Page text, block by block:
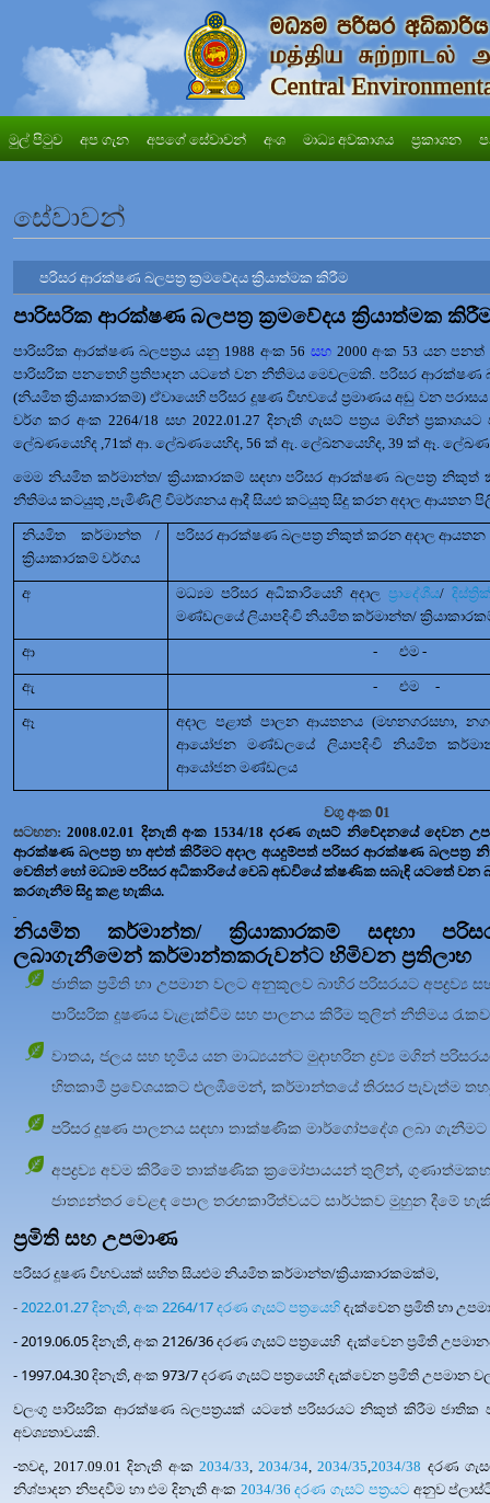
මුල් පිටුව අප ගැන අපගේ සේවාවන් අංශ මාධ්‍ය අවකාශය ප්‍රකාශන
සේවාවන්
පරිසර ආරක්ෂණ බලපත්‍ර ක්‍රමවේදය ක්‍රියාත්මක කිරීම
පාරිසරික ආරක්ෂණ බලපත්‍ර ක්‍රමවේදය ක්‍රියාත්මක
පාරිසරික ආරක්ෂණ බලපත්‍රය යනු 1988 අංක56 සහ 2000 අංක53 යන පනත්
පාරිසරික පනතෙහිප්‍රතිපාදන යටතේ වන නීතිමය මෙවලමකි. පරිසර ආරක්ෂණ
(නියමිත ක්‍රියාකාරකම්) ඒවායෙහි පරිසර දූෂණ විභවයේ ප්‍රමාණය අඩු වන
වර්ග කර අංක 2264/18 සහ 2022.01.27 දිනැති ගැසට් පත්‍රය මගින්
ලේඛණයෙහිද ,71ක් ආ. ලේඛණයෙහිද, 56 ක් ඇ. ලේඛනයෙහිද, 39 ක් ඈ.
මෙම නියමිත කර්මාන්ත/ ක්‍රියාකාරකම් සඳහා පරිසර ආරක්ෂණ බලපත්‍ර
නීතිමය කටයුතු ,පැමිණිලි විමර්ශනය ආදී සියළු කටයුතු සිදු කරන අදාල ආයතන
නියමිත කර්මාන්ත /
ක්‍රියාකාරකම් වර්ගය
පරිසර ආරක්ෂණ බලපත්‍ර නිකුත් කරන අදාල ආයතන
අ මධ්‍යම පරිසර අධිකාරියෙහි අදාලප්‍රාදේශීය/
මණ්ඩලයේ ලියාපදිංචි නියමිත කර්මාන්ත/
ආ - එම -
ඇ - එම -
ඈ අදාල පළාත් පාලන ආයතනය (මහනගරසභා,
ආයෝජන මණ්ඩලයේ ලියාපදිංචි නියමිත
ආයෝජන මණ්ඩලය
වගු අංක 01
සටහන:2008.02.01 දිනැති අංක 1534/18 දරණ ගැසට් නිවේදනයේ දෙවන
ආරක්ෂණ බලපත්‍ර හා අළුත් කිරීමට අදාල අයදුම්පත් පරිසරආරක්ෂණ බලපත්‍ර
වෙතින් හෝ මධ්‍යම පරිසර අධිකාරියේ වෙබ් අඩවියේ ක්ෂණික සබැඳි යටතේ
කරගැනීම සිදු කළ හැකිය.
නියමිත කර්මාන්ත/ ක්‍රියාකාරකම් සඳහා
ලබාගැනීමෙන් කර්මාන්තකරුවන්ට හිමිවන ප්‍රතිලාභ
ජාතික ප්‍රමිති හා උපමාන වලට අනුකූලව බාහිර පරිසරයට
පාරිසරික දූෂණය වැළැක්විම සහ පාලනය කිරීම තුලින් නීතිමය
වාතය, ජලය සහ භූමිය යන මාධ්‍යයන්ට මුදාහරින ද්‍රව්‍ය මගින්
හිතකාමී ප්‍රවේශයකට එලඹීමෙන්, කර්මාන්තයේ තිරසර පැවැත්ම
පරිසර දූෂණ පාලනය සඳහා තාක්ෂණික මාර්ගෝපදේශ ලබා
අපද්‍රව්‍ය අවම කිරීමේ තාක්ෂණික ක්‍රමෝපායයන් තුලින්,
ජාත්‍යන්තර වෙළඳ පොල තරඟකාරීත්වයට සාර්ථකව මුහුන දීමේ
ප්‍රමිති සහ උපමාණ
පරිසර දූෂණ විභවයක් සහිත සියළුම නියමිත කර්මාන්ත/ක්‍රියාකාරකමක්ම,
-2022.01.27 දිනැති, අංක 2264/17 දරණ ගැසට් පත්‍රයෙහි දැක්වෙන ප්‍රමිති හා
-2019.06.05 දිනැති, අංක 2126/36 දරණ ගැසට් පත්‍රයෙහි දැක්වෙන ප්‍රමිති
- 1997.04.30 දිනැති, අංක 973/7 දරණ ගැසට් පත්‍රයෙහි දැක්වෙන ප්‍රමිති උපමාන
වලංගු පාරිසරික ආරක්ෂණ බලපත්‍රයක් යටතේ පරිසරයට නිකුත් කිරීම
අවශ්‍යතාවයකි.
-තවද, 2017.09.01 දිනැති අංක 2034/33,2034/34,2034/35,2034/38 දරණ
නිශ්පාදන නිපදවීම හා එම දිනැති අංක 2034/36 දරණ ගැසට් පත්‍රයටඅනුව